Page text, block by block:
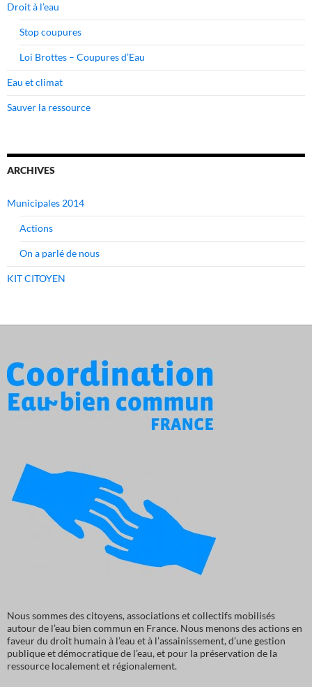
Droit à l’eau
Stop coupures
Loi Brottes – Coupures d’Eau
Eau et climat
Sauver la ressource
ARCHIVES
Municipales 2014
Actions
On a parlé de nous
KIT CITOYEN
Nous sommes des citoyens, associations et collectifs mobilisés
autour de l’eau bien commun en France. Nous menons des actions en
faveur du droit humain à l’eau et à l’assainissement, d’une gestion
publique et démocratique de l’eau, et pour la préservation de la
ressource localement et régionalement.